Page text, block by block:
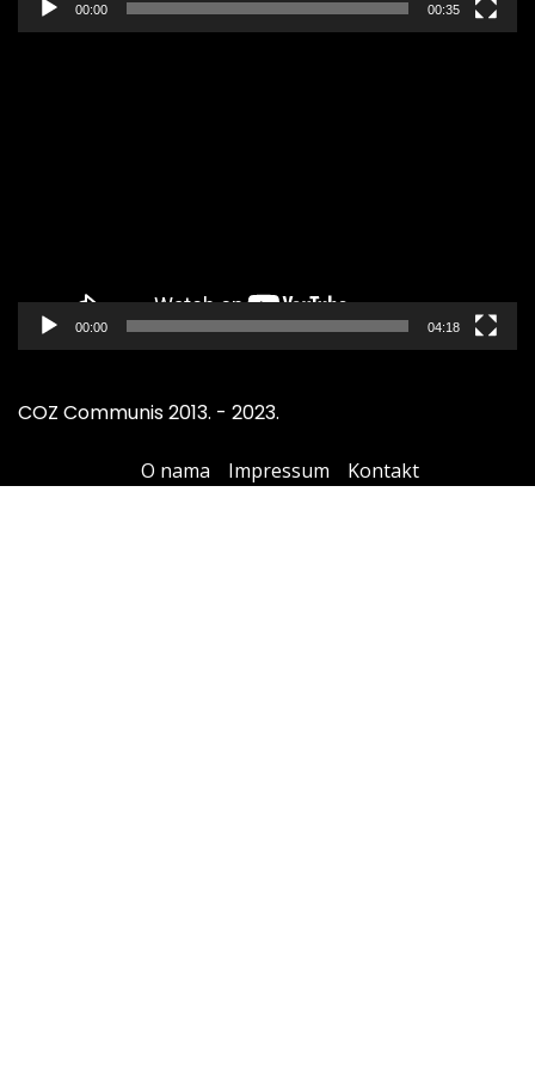
00:00 00:35
00:00 04:18
COZ Communis 2013. - 2023.
O nama Impressum Kontakt